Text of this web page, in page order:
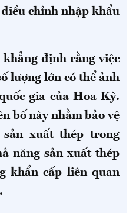
chỉnh nhập khẩu
định rằng việc
lượng lớn có thể ảnh
gia của Hoa Kỳ.
bố này nhằm bảo vệ
sản xuất thép trong
năng sản xuất thép
khẩn cấp liên quan